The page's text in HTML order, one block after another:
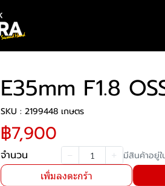
E35mm F1.8
SKU : 2199448 เกษตร
฿7,900
จำนวน
มีสินค้าอยู่
เพิ่มลงตะกร้า